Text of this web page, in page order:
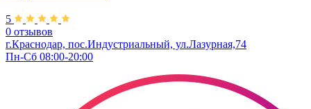
5
0 отзывов
г.Краснодар, пос.Индустриальный, ул.Лазурная,74
Пн-Сб 08:00-20:00